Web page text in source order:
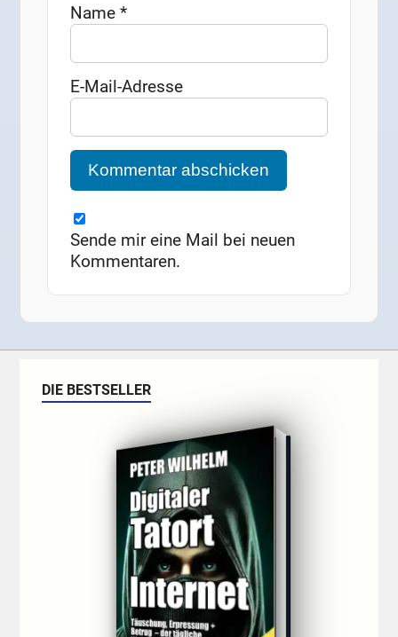
Name*
E-Mail-Adresse
Sende mir eine Mail bei neuen
Kommentaren.
DIE BESTSELLER